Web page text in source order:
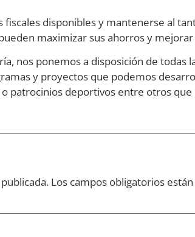
fiscales disponibles y mantenerse al
maximizar sus ahorros y
nos ponemos a disposición de todas
y proyectos que podemos
patrocinios deportivos entre otros
Los campos obligatorios